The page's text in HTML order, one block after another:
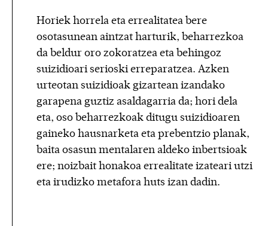
Horiek horrela eta errealitatea bere
osotasunean aintzat harturik, beharrezkoa
da beldur oro zokoratzea eta behingoz
suizidioari serioski erreparatzea. Azken
urteotan suizidioak gizartean izandako
garapena guztiz asaldagarria da; hori dela
eta, oso beharrezkoak ditugu suizidioaren
gaineko hausnarketa eta prebentzio planak,
baita osasun mentalaren aldeko inbertsioak
ere; noizbait honakoa errealitate izateari utzi
eta irudizko metafora huts izan dadin.